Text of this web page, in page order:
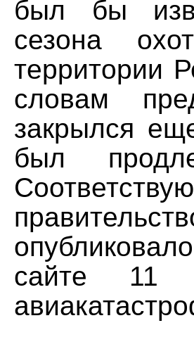
был бы
сезона
территории
словам
закрылся
был
сайте 11